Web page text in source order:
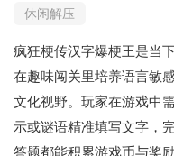
休闲解压
疯狂梗传汉字爆梗王是当
在趣味闯关里培养语言敏
文化视野。玩家在游戏中
示或谜语精准填写文字，
答题都能积累游戏币与奖